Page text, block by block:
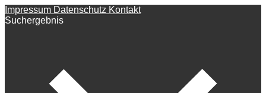
Impressum Datenschutz Kontakt
Suchergebnis